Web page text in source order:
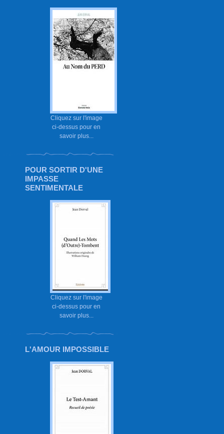
Cliquez sur l'image
ci-dessus pour en
savoir plus...
POUR SORTIR D'UNE
IMPASSE
SENTIMENTALE
Cliquez sur l'image
ci-dessus pour en
savoir plus...
L'AMOUR IMPOSSIBLE